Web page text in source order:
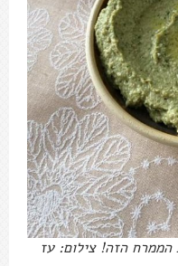
הזה! צילום: עז